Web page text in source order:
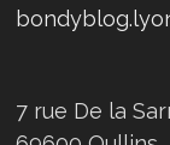
7 rue De la